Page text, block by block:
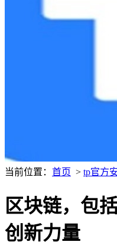
当前位置： 首页 > tp官方
区块链，包
创新力量